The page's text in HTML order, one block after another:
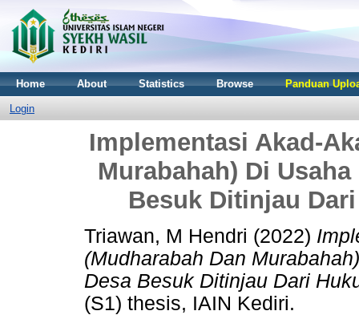
Home About Statistics Browse Panduan
Login
Implementasi Akad-
Murabahah) Di
Besuk Ditinjau
Triawan, M Hendri (2022)
(Mudharabah Dan
Desa Besuk Ditinjau Dari
(S1) thesis, IAIN Kediri.